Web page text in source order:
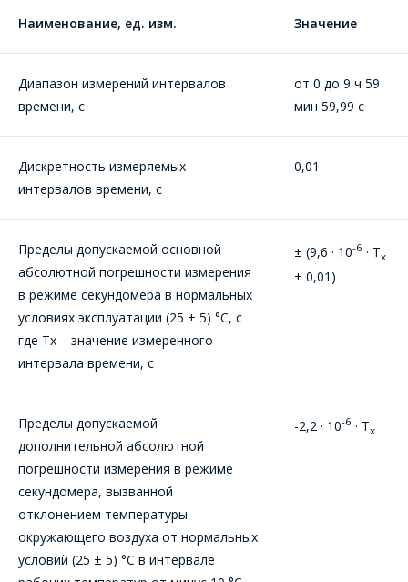
Наименование, ед. изм. Значение
Диапазон измерений интервалов
времени, с
от 0 до 9 ч 59
мин 59,99 с
Дискретность измеряемых
интервалов времени, с
0,01
Пределы допускаемой основной
абсолютной погрешности измерения
в режиме секундомера в нормальных
условиях эксплуатации (25 ± 5) °С, с
где Тх – значение измеренного
интервала времени, с
± (9,6 · 10-6 · Тх
+ 0,01)
Пределы допускаемой
дополнительной абсолютной
погрешности измерения в режиме
секундомера, вызванной
отклонением температуры
окружающего воздуха от нормальных
условий (25 ± 5) °С в интервале
-2,2 · 10-6 · Тх